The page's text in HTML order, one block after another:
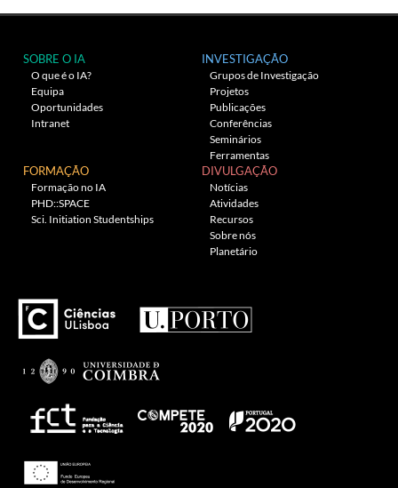
SOBRE O IA
O que é o IA?
Equipa
Oportunidades
Intranet
INVESTIGAÇÃO
Grupos de Investigação
Projetos
Publicações
Conferências
Seminários
Ferramentas
FORMAÇÃO
Formação no IA
PHD::SPACE
Sci. Initiation Studentships
DIVULGAÇÃO
Notícias
Atividades
Recursos
Sobre nós
Planetário